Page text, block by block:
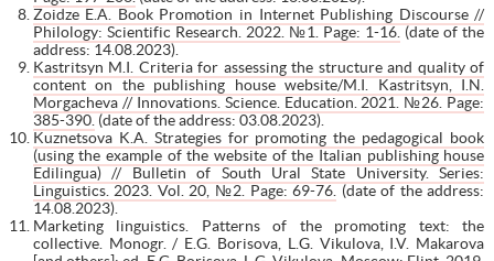
Zoidze E.A. Book Promotion in Internet Publishing Discourse //
Philology: Scientific Research. 2022. №1. Page: 1-16.(date of the
address: 14.08.2023).
Kastritsyn M.I. Criteria for assessing the structure and quality of
content on the publishing house website/M.I. Kastritsyn, I.N.
Morgacheva // Innovations. Science. Education. 2021. №26. Page:
385-390.(date of the address: 03.08.2023).
Kuznetsova K.A. Strategies for promoting the pedagogical book
(using the example of the website of the Italian publishing house
Edilingua) // Bulletin of South Ural State University. Series:
Linguistics. 2023. Vol. 20, №2. Page: 69-76.(date of the address:
14.08.2023).
Marketing linguistics. Patterns of the promoting text: the
collective. Monogr. / E.G. Borisova, L.G. Vikulova, I.V. Makarova